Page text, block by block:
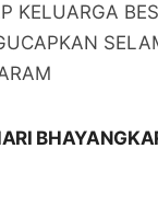
KELUARGA